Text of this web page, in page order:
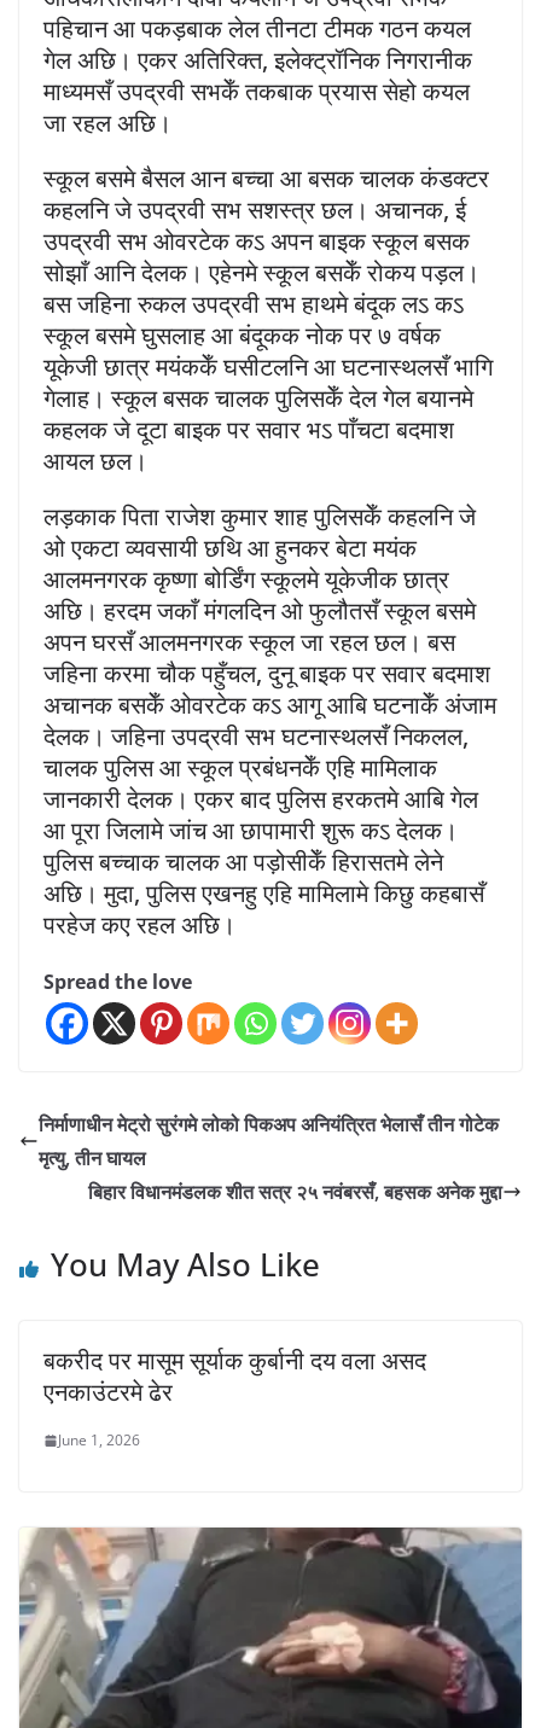
पहिचान आ पकड़बाक लेल तीनटा टीमक गठन कयल
गेल अछि। एकर अतिरिक्त, इलेक्ट्रॉनिक निगरानीक
माध्यमसँ उपद्रवी सभकेँ तकबाक प्रयास सेहो कयल
जा रहल अछि।
स्कूल बसमे बैसल आन बच्चा आ बसक चालक कंडक्टर
कहलनि जे उपद्रवी सभ सशस्त्र छल। अचानक, ई
उपद्रवी सभ ओवरटेक कऽ अपन बाइक स्कूल बसक
सोझाँ आनि देलक। एहेनमे स्कूल बसकेँ रोकय पड़ल।
बस जहिना रुकल उपद्रवी सभ हाथमे बंदूक लऽ कऽ
स्कूल बसमे घुसलाह आ बंदूकक नोक पर ७ वर्षक
यूकेजी छात्र मयंककेँ घसीटलनि आ घटनास्थलसँ भागि
गेलाह। स्कूल बसक चालक पुलिसकेँ देल गेल बयानमे
कहलक जे दूटा बाइक पर सवार भऽ पाँचटा बदमाश
आयल छल।
लड़काक पिता राजेश कुमार शाह पुलिसकेँ कहलनि जे
ओ एकटा व्यवसायी छथि आ हुनकर बेटा मयंक
आलमनगरक कृष्णा बोर्डिंग स्कूलमे यूकेजीक छात्र
अछि। हरदम जकाँ मंगलदिन ओ फुलौतसँ स्कूल बसमे
अपन घरसँ आलमनगरक स्कूल जा रहल छल। बस
जहिना करमा चौक पहुँचल, दुनू बाइक पर सवार बदमाश
अचानक बसकेँ ओवरटेक कऽ आगू आबि घटनाकेँ अंजाम
देलक। जहिना उपद्रवी सभ घटनास्थलसँ निकलल,
चालक पुलिस आ स्कूल प्रबंधनकेँ एहि मामिलाक
जानकारी देलक। एकर बाद पुलिस हरकतमे आबि गेल
आ पूरा जिलामे जांच आ छापामारी शुरू कऽ देलक।
पुलिस बच्चाक चालक आ पड़ोसीकेँ हिरासतमे लेने
अछि। मुदा, पुलिस एखनहु एहि मामिलामे किछु कहबासँ
परहेज कए रहल अछि।
Spread the love
निर्माणाधीन मेट्रो सुरंगमे लोको पिकअप अनियंत्रित भेलासँ तीन गोटेक
मृत्यु, तीन घायल
बिहार विधानमंडलक शीत सत्र २५ नवंबरसँ, बहसक अनेक मुद्दा
You May Also Like
बकरीद पर मासूम सूर्याक कुर्बानी दय वला असद
एनकाउंटरमे ढेर
June 1, 2026